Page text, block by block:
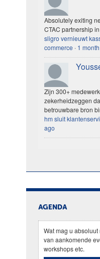
Absolutely exiting
CTAC partnership
sligro vernieuwt
commerce · 1
Zijn 300+
zekerheidzeggen
betrouwbare bron
hm sluit
ago
AGENDA
Wat mag u
van aankomende
workshops etc.